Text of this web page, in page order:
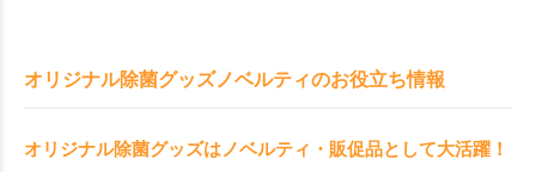
オリジナル除菌グッズノベルティのお役立ち情報
オリジナル除菌グッズはノベルティ・販促品として大活躍！